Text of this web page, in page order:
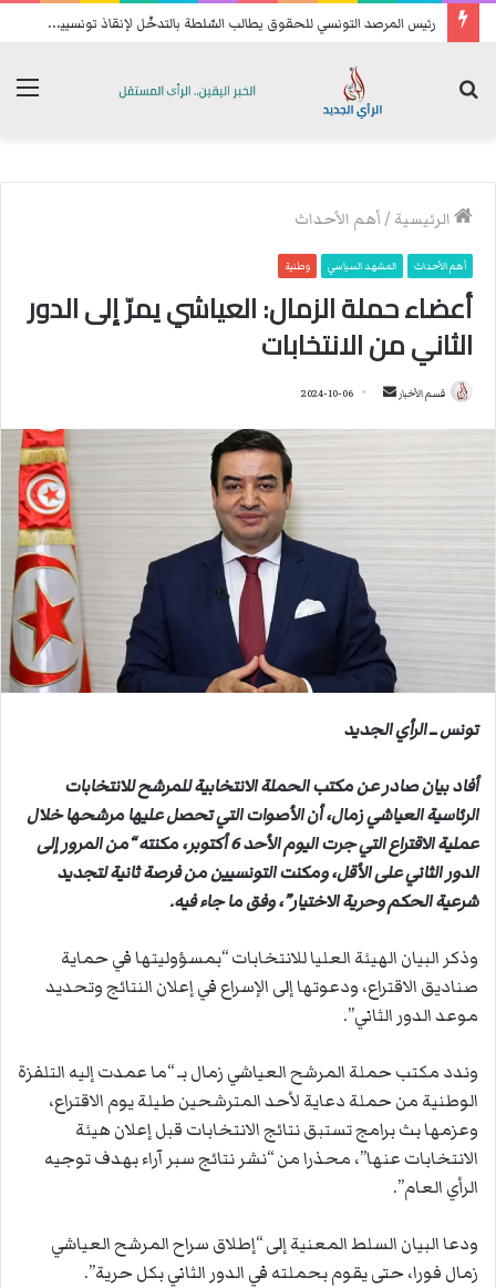
ر
ئيس المرصد التونسي للحقوق يطالب السّلطة بالتدخّل لإنقاذ تونسيين عالقين في ليبيا
الرئيسية /أهم الأحداث
أهم الأحداث المشهد السياسي وطنية
أعضاء حملة الزمال: العياشي يمرّ إلى الدور
الثاني من الانتخابات
قسم الأخبار
إ
ل
ر
ن
ي
ا
2024-10-06
تونس ــ الرأي الجديد
أفاد بيان صادر عن مكتب الحملة الانتخابية للمرشح للانتخابات
الرئاسية العياشي زمال، أن الأصوات التي تحصل عليها مرشحها خلال
عملية الاقتراع التي جرت اليوم الأحد 6 أكتوبر، مكنته “من المرور إلى
الدور الثاني على الأقل، ومكنت التونسيين من فرصة ثانية لتجديد
شرعية الحكم وحرية الاختيار”، وفق ما جاء فيه.
وذكر البيان الهيئة العليا للانتخابات “بمسؤوليتها في حماية
صناديق الاقتراع، ودعوتها إلى الإسراع في إعلان النتائج وتحديد
موعد الدور الثاني”.
وندد مكتب حملة المرشح العياشي زمال بـ “ما عمدت إليه التلفزة
الوطنية من حملة دعاية لأحد المترشحين طيلة يوم الاقتراع،
وعزمها بث برامج تستبق نتائج الانتخابات قبل إعلان هيئة
الانتخابات عنها”، محذرا من “نشر نتائج سبر آراء بهدف توجيه
الرأي العام”.
ودعا البيان السلط المعنية إلى “إطلاق سراح المرشح العياشي
زمال فورا، حتى يقوم بحملته في الدور الثاني بكل حرية”.